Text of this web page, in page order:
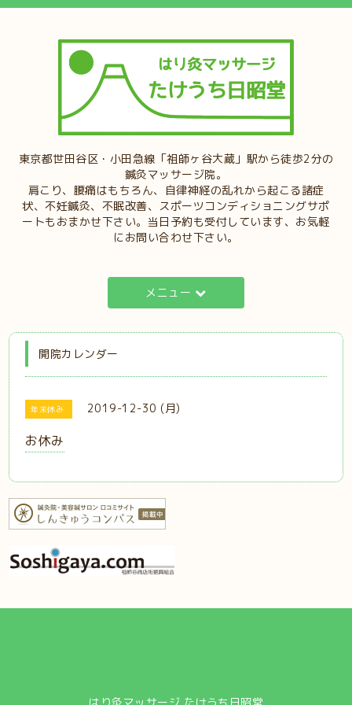
東京都世田谷区・小田急線「祖師ヶ谷大蔵」駅から徒歩2分の
鍼灸マッサージ院。
肩こり、腰痛はもちろん、自律神経の乱れから起こる諸症
状、不妊鍼灸、不眠改善、スポーツコンディショニングサポ
ートもおまかせ下さい。当日予約も受付しています、お気軽
にお問い合わせ下さい。
メニュー
開院カレンダー
年末休み 2019-12-30 (月)
お休み